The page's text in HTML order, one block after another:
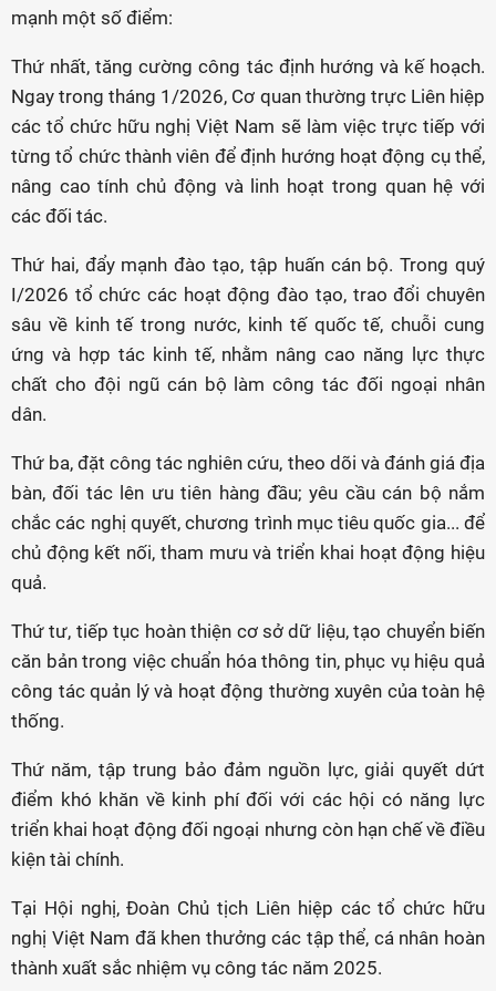
mạnh một số điểm:
Thứ nhất, tăng cường công tác định hướng và kế hoạch.
Ngay trong tháng 1/2026, Cơ quan thường trực Liên hiệp
các tổ chức hữu nghị Việt Nam sẽ làm việc trực tiếp với
từng tổ chức thành viên để định hướng hoạt động cụ thể,
nâng cao tính chủ động và linh hoạt trong quan hệ với
các đối tác.
Thứ hai, đẩy mạnh đào tạo, tập huấn cán bộ. Trong quý
I/2026 tổ chức các hoạt động đào tạo, trao đổi chuyên
sâu về kinh tế trong nước, kinh tế quốc tế, chuỗi cung
ứng và hợp tác kinh tế, nhằm nâng cao năng lực thực
chất cho đội ngũ cán bộ làm công tác đối ngoại nhân
dân.
Thứ ba, đặt công tác nghiên cứu, theo dõi và đánh giá địa
bàn, đối tác lên ưu tiên hàng đầu; yêu cầu cán bộ nắm
chắc các nghị quyết, chương trình mục tiêu quốc gia... để
chủ động kết nối, tham mưu và triển khai hoạt động hiệu
quả.
Thứ tư, tiếp tục hoàn thiện cơ sở dữ liệu, tạo chuyển biến
căn bản trong việc chuẩn hóa thông tin, phục vụ hiệu quả
công tác quản lý và hoạt động thường xuyên của toàn hệ
thống.
Thứ năm, tập trung bảo đảm nguồn lực, giải quyết dứt
điểm khó khăn về kinh phí đối với các hội có năng lực
triển khai hoạt động đối ngoại nhưng còn hạn chế về điều
kiện tài chính.
Tại Hội nghị, Đoàn Chủ tịch Liên hiệp các tổ chức hữu
nghị Việt Nam đã khen thưởng các tập thể, cá nhân hoàn
thành xuất sắc nhiệm vụ công tác năm 2025.